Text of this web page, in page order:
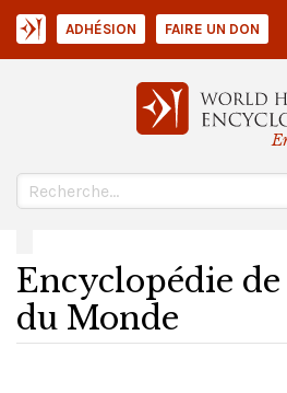
ADHÉSION FAIRE UN DON
Encyclopédie
du Monde